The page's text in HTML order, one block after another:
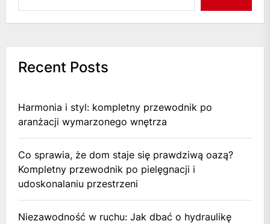
Recent Posts
Harmonia i styl: kompletny przewodnik po
aranżacji wymarzonego wnętrza
Co sprawia, że dom staje się prawdziwą oazą?
Kompletny przewodnik po pielęgnacji i
udoskonalaniu przestrzeni
Niezawodność w ruchu: Jak dbać o hydraulikę